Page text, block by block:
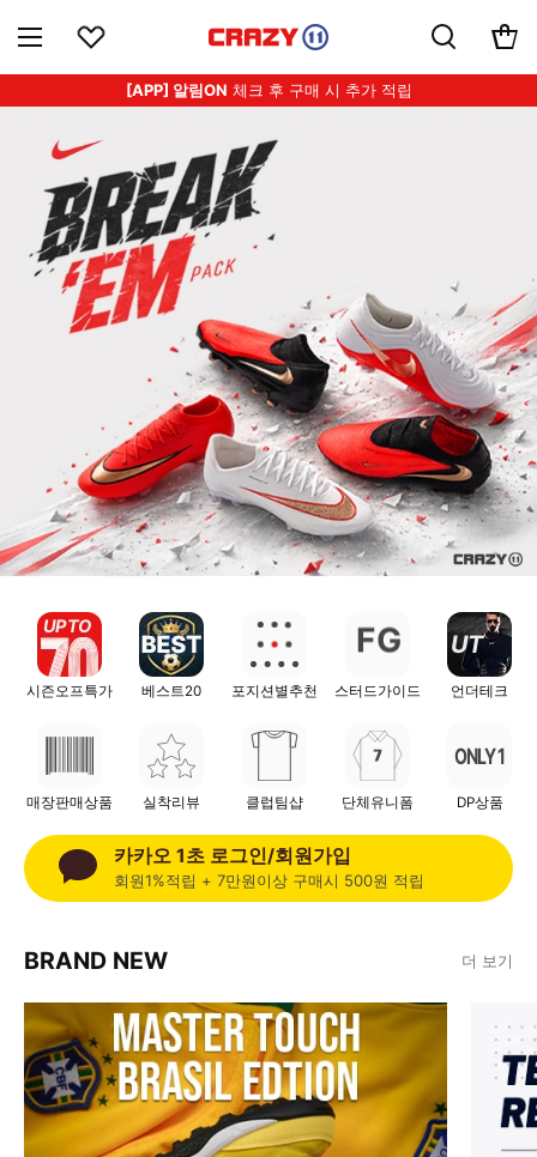
[APP] 알림ON 체크 후 구매 시 추가 적립
UP TO
시즌오프특가 베스트20 포지션별추천
FG
스터드가이드
UT
언더테크
매장판매상품 실착리뷰 클럽팀샵 단체유니폼
ONLY 1
DP상품
카카오 1초 로그인/회원가입
회원1%적립 + 7만원이상 구매시 500원 적립
BRAND NEW 더 보기